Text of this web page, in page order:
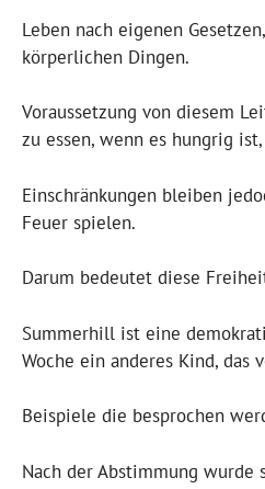
Leben nach eigenen
körperlichen Dingen.
Voraussetzung von diesem
zu essen, wenn es hungrig
Einschränkungen bleiben
Feuer spielen.
Darum bedeutet diese
Summerhill ist eine
Woche ein anderes Kind,
Beispiele die besprochen
Nach der Abstimmung wurde